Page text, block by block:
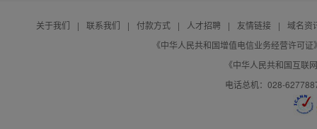
关于我们 | 联系我们 | 付款方式 | 人才招聘 | 友情链接 |
域名资
《中华人民共和国增值电信业务经营许可
《中华人民共和国互联
电话总机：028-